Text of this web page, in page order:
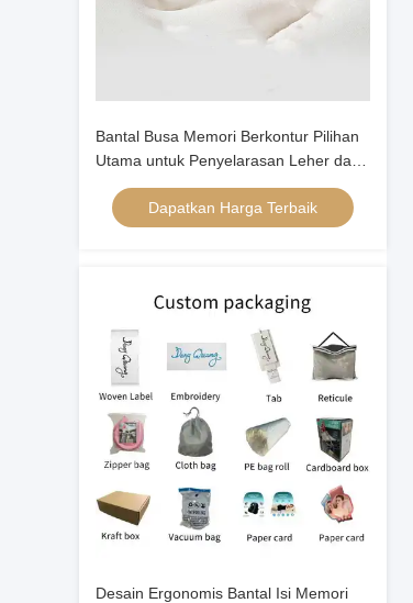
Bantal Busa Memori Berkontur Pilihan
Utama untuk Penyelarasan Leher dan
Kepala bagi Tidur Telentang
Dapatkan Harga Terbaik
Desain Ergonomis Bantal Isi Memori